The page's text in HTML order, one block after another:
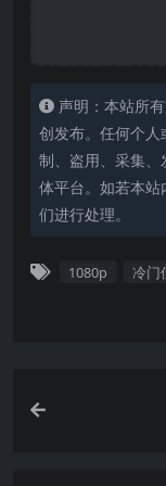
声明：本站所
创发布。任何个人
制、盗用、采集
体平台。如若本
们进行处理。
1080p 冷门